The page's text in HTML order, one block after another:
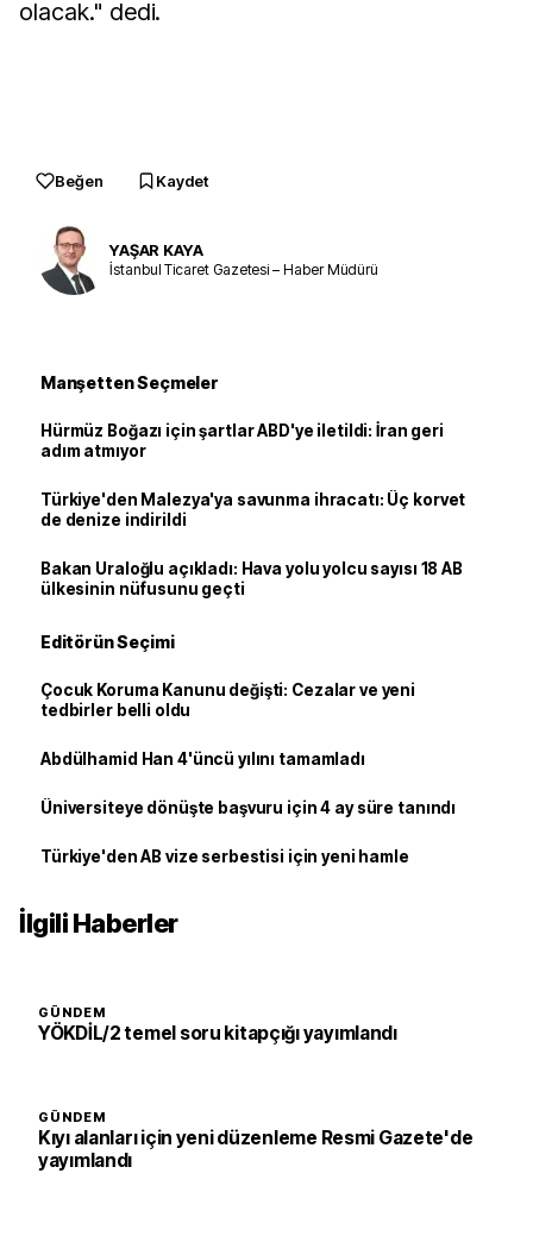
olacak." dedi.
Beğen Kaydet
YAŞAR KAYA
İstanbul Ticaret Gazetesi – Haber Müdürü
Manşetten Seçmeler
Hürmüz Boğazı için şartlar ABD'ye iletildi: İran geri
adım atmıyor
Türkiye'den Malezya'ya savunma ihracatı: Üç korvet
de denize indirildi
Bakan Uraloğlu açıkladı: Hava yolu yolcu sayısı 18 AB
ülkesinin nüfusunu geçti
Editörün Seçimi
Çocuk Koruma Kanunu değişti: Cezalar ve yeni
tedbirler belli oldu
Abdülhamid Han 4'üncü yılını tamamladı
Üniversiteye dönüşte başvuru için 4 ay süre tanındı
Türkiye'den AB vize serbestisi için yeni hamle
İlgili Haberler
GÜNDEM
YÖKDİL/2 temel soru kitapçığı yayımlandı
GÜNDEM
Kıyı alanları için yeni düzenleme Resmi Gazete'de
yayımlandı